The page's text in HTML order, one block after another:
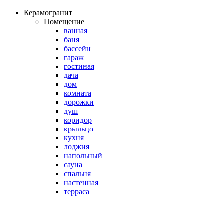
Керамогранит
Помещение
ванная
баня
бассейн
гараж
гостиная
дача
дом
комната
дорожки
душ
коридор
крыльцо
кухня
лоджия
напольный
сауна
спальня
настенная
терраса